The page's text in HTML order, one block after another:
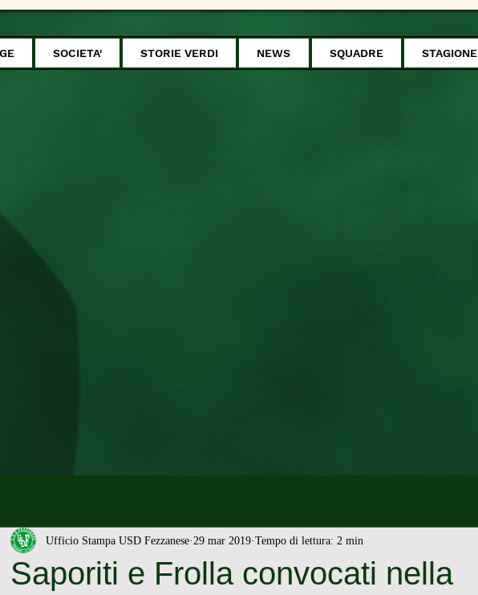
SOCIETA' STORIE VERDI NEWS SQUADRE STAGIONE
Saporiti e Frolla convocati nella
Ufficio Stampa USD Fezzanese 29 mar 2019 Tempo di lettura: 2 min